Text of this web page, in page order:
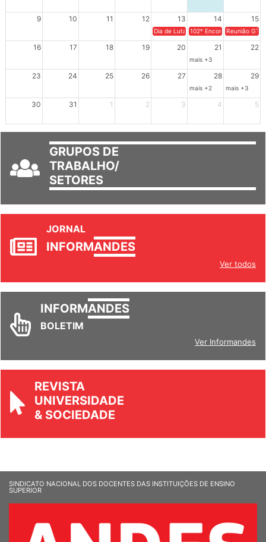
9 10 11 12 13 14 15
Dia de Luta em Defesa de Cuba e da
102º Encontro da
Reunião
16 17 18 19 20 21 22
mais +3
23 24 25 26 27 28 29
mais +2 mais +3
30 31 1 2 3 4 5
GRUPOS DE
TRABALHO/
SETORES
JORNAL
INFORMANDES
Ver todos
INFORMANDES
BOLETIM
Ver Informandes
REVISTA
UNIVERSIDADE
& SOCIEDADE
SINDICATO NACIONAL DOS DOCENTES DAS INSTITUIÇÕES DE ENSINO
SUPERIOR